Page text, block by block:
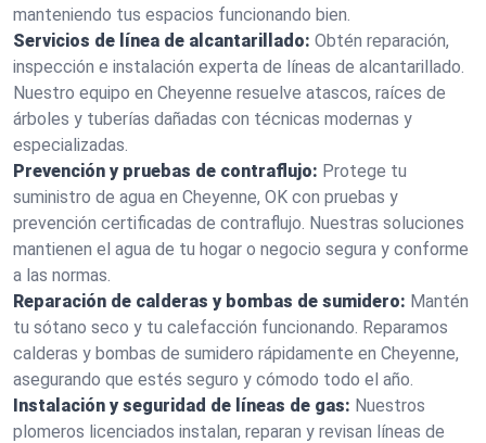
manteniendo tus espacios funcionando bien.
Servicios de línea de alcantarillado: Obtén reparación,
inspección e instalación experta de líneas de alcantarillado.
Nuestro equipo en Cheyenne resuelve atascos, raíces de
árboles y tuberías dañadas con técnicas modernas y
especializadas.
Prevención y pruebas de contraflujo: Protege tu
suministro de agua en Cheyenne, OK con pruebas y
prevención certificadas de contraflujo. Nuestras soluciones
mantienen el agua de tu hogar o negocio segura y conforme
a las normas.
Reparación de calderas y bombas de sumidero: Mantén
tu sótano seco y tu calefacción funcionando. Reparamos
calderas y bombas de sumidero rápidamente en Cheyenne,
asegurando que estés seguro y cómodo todo el año.
Instalación y seguridad de líneas de gas: Nuestros
plomeros licenciados instalan, reparan y revisan líneas de